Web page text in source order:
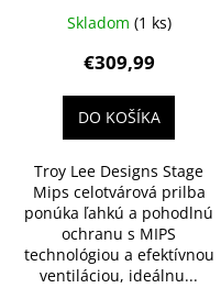
Pumice
Skladom (1 ks)
€309,99
DO KOŠÍKA
Troy Lee Designs Stage
Mips celotvárová prilba
ponúka ľahkú a pohodlnú
ochranu s MIPS
technológiou a efektívnou
ventiláciou, ideálnu...